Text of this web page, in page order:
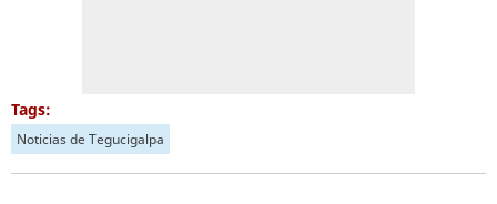
Tags:
Noticias de Tegucigalpa